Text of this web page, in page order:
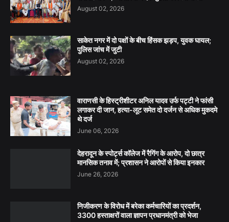
August 02, 2026
साकेत नगर में दो पक्षों के बीच हिंसक झड़प, युवक घायल;
पुलिस जांच में जुटी
August 02, 2026
वाराणसी के हिस्ट्रीशीटर अनिल यादव उर्फ पट्टी ने फांसी
लगाकर दी जान, हत्या-लूट समेत दो दर्जन से अधिक मुकदमे
थे दर्ज
June 06, 2026
देहरादून के स्पोर्ट्स कॉलेज में रैगिंग के आरोप, दो छात्र
मानसिक तनाव में; प्रशासन ने आरोपों से किया इनकार
June 26, 2026
निजीकरण के विरोध में बरेका कर्मचारियों का प्रदर्शन,
3300 हस्ताक्षरों वाला ज्ञापन प्रधानमंत्री को भेजा